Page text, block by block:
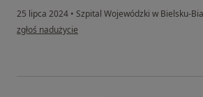
25 lipca 2024 • Szpital Wojewódzki w Bielsku-
w opinii użytkownika Łukasz
zgłoś nadużycie